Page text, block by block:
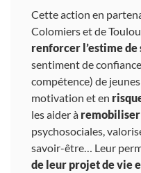
Cette action en
Colomiers et de
renforcer l’estime de
sentiment de
compétence) de
motivation et en
les aider à remobiliser
psychosociales,
savoir-être… Leur
de leur projet de vie